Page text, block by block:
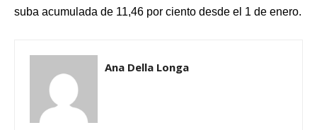
suba acumulada de 11,46 por ciento desde el 1 de enero.
Ana Della Longa